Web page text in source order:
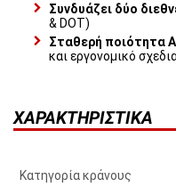
Συνδυάζει δύο
& DOT)
Σταθερή ποιότητα
και εργονομικό
ΧΑΡΑΚΤΗΡΙΣΤΙΚΆ
Κατηγορία κράνους